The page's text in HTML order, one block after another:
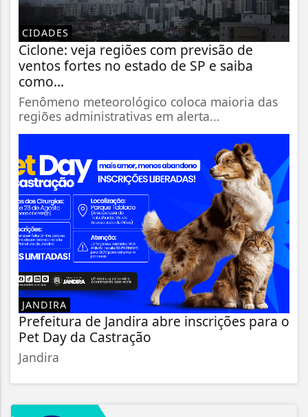
CIDADES
Ciclone: veja regiões com previsão de
ventos fortes no estado de SP e saiba
como...
Fenômeno meteorológico coloca maioria das
regiões administrativas em alerta...
JANDIRA
Prefeitura de Jandira abre inscrições para o
Pet Day da Castração
Jandira